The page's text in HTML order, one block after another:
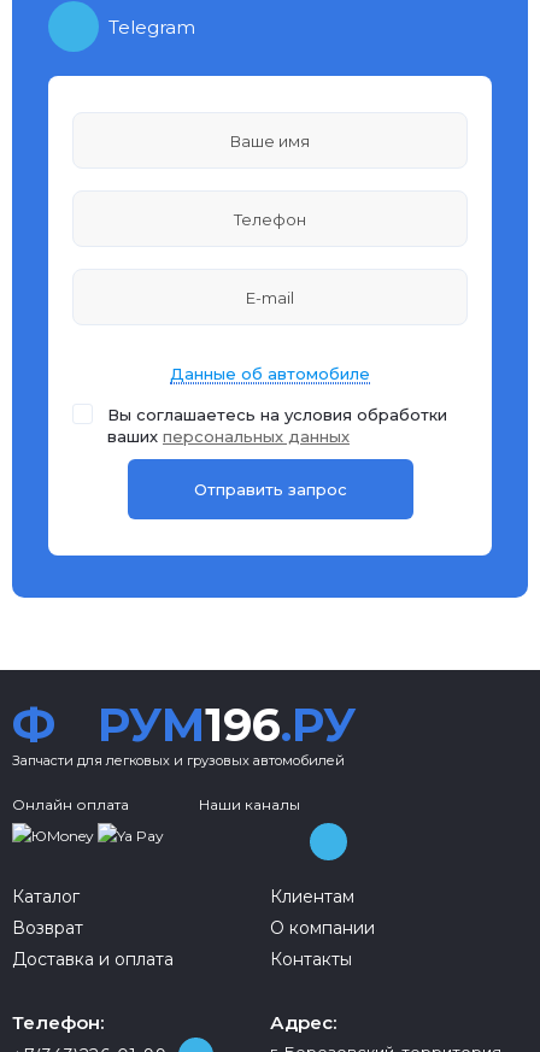
Telegram
Данные об автомобиле
Вы соглашаетесь на условия обработки
ваших персональных данных
Ф РУМ196.РУ
Запчасти для легковых и грузовых автомобилей
Онлайн оплата Наши каналы
Каталог
Возврат
Доставка и оплата
Клиентам
О компании
Контакты
Телефон: Адрес: